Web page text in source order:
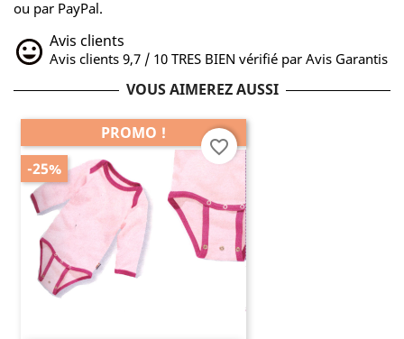
ou par PayPal.
Avis clients
Avis clients 9,7 / 10 TRES BIEN vérifié par Avis Garantis
VOUS AIMEREZ AUSSI
PROMO !
-25%
favorite_border